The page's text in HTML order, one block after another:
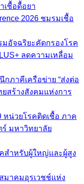
เชื้อดื้อยา
2026 ชมรมเชื้อ
มอัจฉริยะคัดกรองโรค
ลดความเหลื่อม
กภาคีเครือข่าย “ส่งต่อ
สร้างสังคมแห่งการ
หน่วยโรคติดเชื้อ ภาค
มหาวิทยาลัย
สำหรับผู้ใหญ่และผู้สูง
มาคมอุรเวชช์แห่ง